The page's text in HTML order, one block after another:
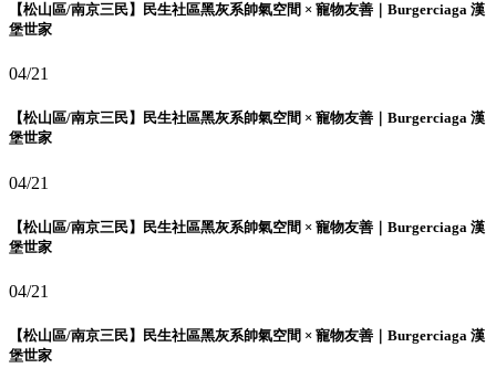
【松山區/南京三民】民生社區黑灰系帥氣空間 × 寵物友善｜Burgerciaga 漢
堡世家
04/21
【松山區/南京三民】民生社區黑灰系帥氣空間 × 寵物友善｜Burgerciaga 漢
堡世家
04/21
【松山區/南京三民】民生社區黑灰系帥氣空間 × 寵物友善｜Burgerciaga 漢
堡世家
04/21
【松山區/南京三民】民生社區黑灰系帥氣空間 × 寵物友善｜Burgerciaga 漢
堡世家